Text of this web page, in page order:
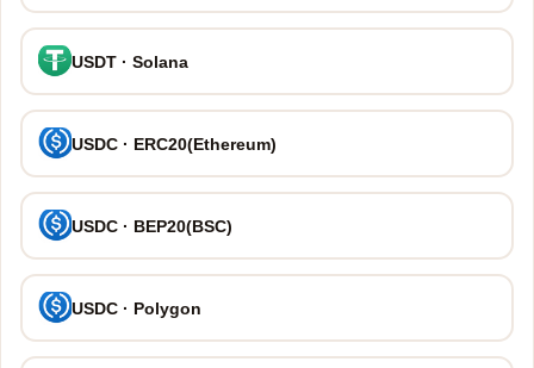
USDT · Solana
USDC · ERC20(Ethereum)
USDC · BEP20(BSC)
USDC · Polygon